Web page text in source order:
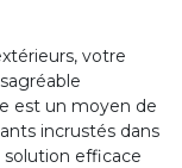
votre
est un moyen de
incrustés dans
efficace